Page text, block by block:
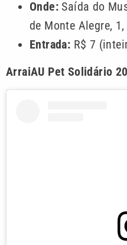
Onde: Saída do
de Monte Alegre,
Entrada: R$ 7
ArraiAU Pet Solidário